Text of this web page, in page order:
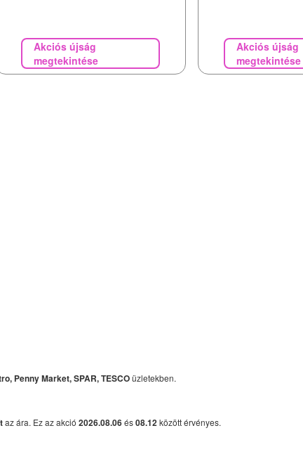
Akciós újság
megtekintése
Akciós újság
megtekintése
Penny Market, SPAR, TESCOüzletekben.
az ára. Ez az akció 2026.08.06és08.12között érvényes.